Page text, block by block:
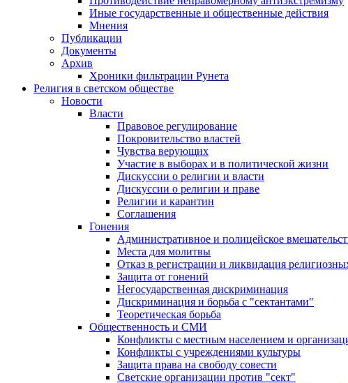
Иные государственные и общественные действия
Мнения
Публикации
Документы
Архив
Хроники фильтрации Рунета
Религия в светском обществе
Новости
Власти
Правовое регулирование
Покровительство властей
Чувства верующих
Участие в выборах и в политической жизни
Дискуссии о религии и власти
Дискуссии о религии и праве
Религии и карантин
Соглашения
Гонения
Административное и полицейское
Места для молитвы
Отказ в регистрации и ликвидация
Защита от гонений
Негосударственная дискриминация
Дискриминация и борьба с "сектантами"
Теоретическая борьба
Общественность и СМИ
Конфликты с местным населением и
Конфликты с учреждениями культуры
Защита права на свободу совести
Светские организации против "сект"